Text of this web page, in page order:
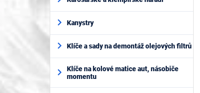
Kanystry
Klíče a sady na demontáž olejových filtrů
Klíče na kolové matice aut, násobiče
momentu